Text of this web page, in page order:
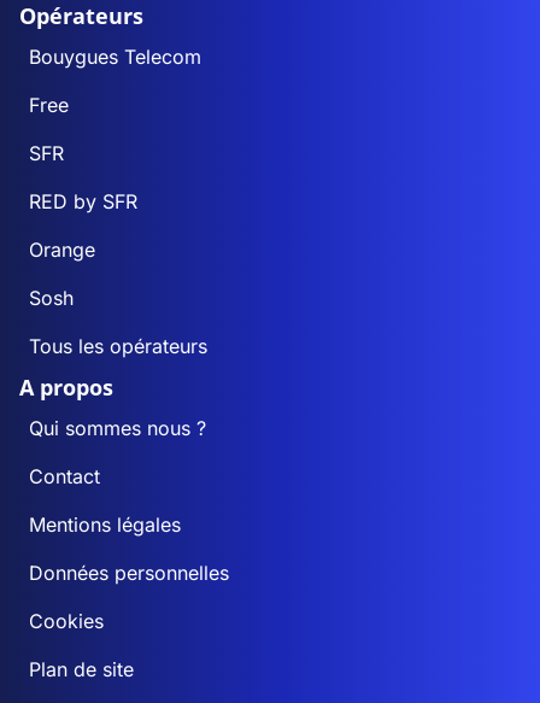
Opérateurs
Bouygues Telecom
Free
SFR
RED by SFR
Orange
Sosh
Tous les opérateurs
A propos
Qui sommes nous ?
Contact
Mentions légales
Données personnelles
Cookies
Plan de site